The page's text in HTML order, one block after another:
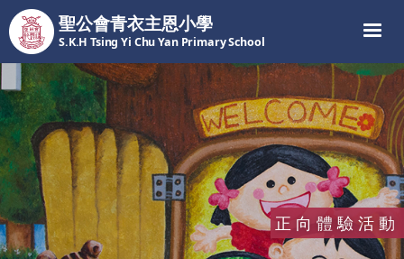
聖公會青衣主恩小學
S.K.H Tsing Yi Chu Yan Primary School
正向體驗活動